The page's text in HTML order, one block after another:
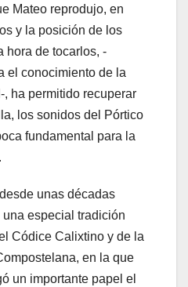
Mateo reprodujo, en
y la posición de los
hora de tocarlos, -
el conocimiento de la
ha permitido recuperar
los sonidos del Pórtico
fundamental para la
unas décadas
especial tradición
Códice Calixtino y de la
en la que
un importante papel el